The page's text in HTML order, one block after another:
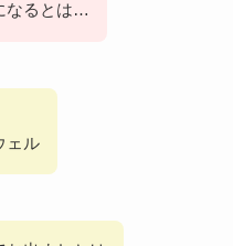
なるとは…
ェル